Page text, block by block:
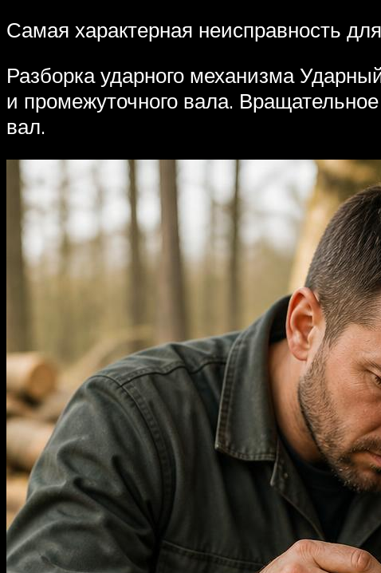
Самая характерная неисправность
Разборка ударного механизма
и промежуточного вала.
вал.